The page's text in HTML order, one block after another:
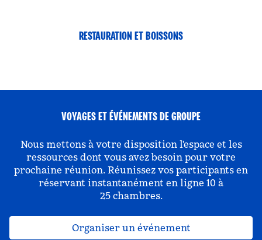
RESTAURATION ET BOISSONS
VOYAGES ET ÉVÉNEMENTS DE GROUPE
Nous mettons à votre disposition l'espace et les
ressources dont vous avez besoin pour votre
prochaine réunion. Réunissez vos participants en
réservant instantanément en ligne 10 à
25 chambres.
Organiser un événement